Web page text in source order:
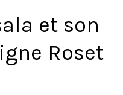
et son
Roset